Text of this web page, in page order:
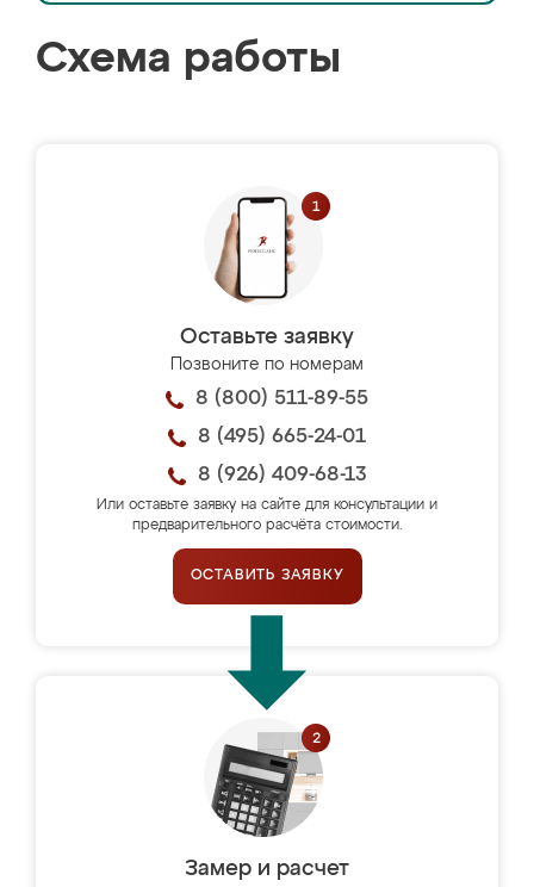
Схема работы
Оставьте заявку
Позвоните по номерам
8 (800) 511-89-55
8 (495) 665-24-01
8 (926) 409-68-13
Или оставьте заявку на сайте для консультации и
предварительного расчёта стоимости.
ОСТАВИТЬ ЗАЯВКУ
Замер и расчет